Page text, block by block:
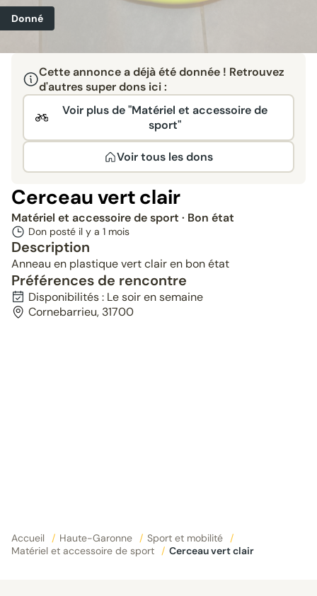
Donné
Cette annonce a déjà été donnée ! Retrouvez
d'autres super dons ici :
Voir plus de "Matériel et accessoire de
sport"
Voir tous les dons
Cerceau vert clair
Matériel et accessoire de sport · Bon état
Don posté il y a 1 mois
Description
Anneau en plastique vert clair en bon état
Préférences de rencontre
Disponibilités : Le soir en semaine
Cornebarrieu, 31700
Accueil / Haute-Garonne / Sport et mobilité
/
Matériel et accessoire de sport
/ Cerceau vert clair